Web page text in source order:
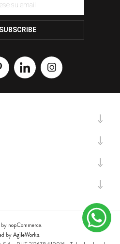
SUBSCRIBE
by nopCommerce.
byAgileWorks.